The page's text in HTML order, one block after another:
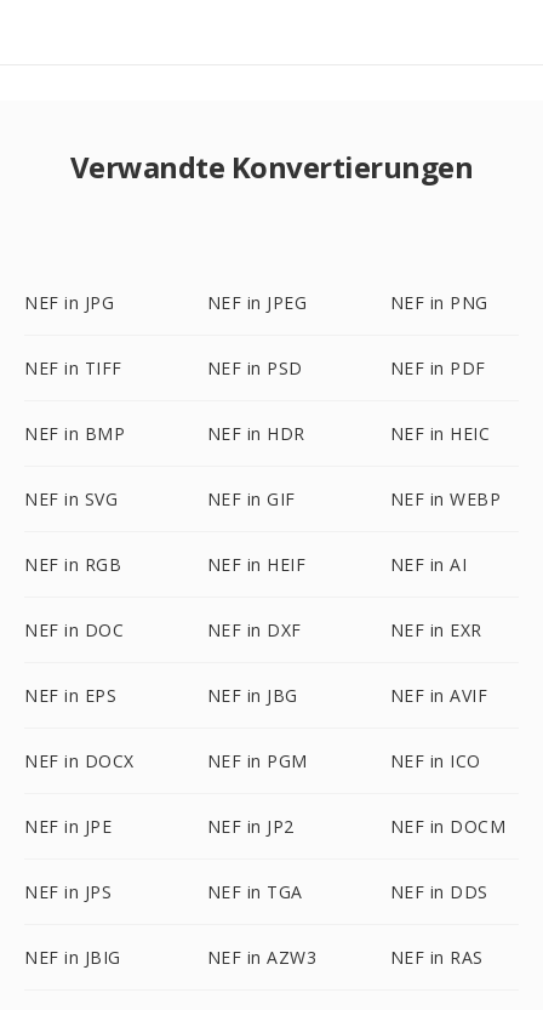
Verwandte Konvertierungen
NEF in JPG NEF in JPEG NEF in PNG
NEF in TIFF NEF in PSD NEF in PDF
NEF in BMP NEF in HDR NEF in HEIC
NEF in SVG NEF in GIF NEF in WEBP
NEF in RGB NEF in HEIF NEF in AI
NEF in DOC NEF in DXF NEF in EXR
NEF in EPS NEF in JBG NEF in AVIF
NEF in DOCX NEF in PGM NEF in ICO
NEF in JPE NEF in JP2 NEF in DOCM
NEF in JPS NEF in TGA NEF in DDS
NEF in JBIG NEF in AZW3 NEF in RAS